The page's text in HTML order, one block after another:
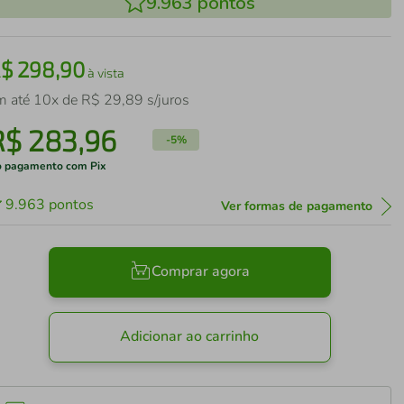
298,90à vista
até 10x de R$ 29,89 s/juros
283,96 -5%
pagamento com Pix
9.963 pontos Ver formas de pagamento
Comprar agora
Adicionar ao carrinho